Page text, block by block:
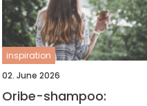
inspiration
02. June 2026
Oribe-shampoo: